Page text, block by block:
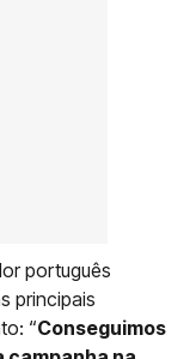
português
principais
“Conseguimos